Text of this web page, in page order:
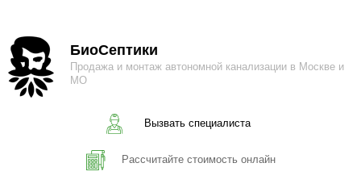
БиоСептики
Продажа и монтаж автономной канализации в Москве и
МО
Вызвать специалиста
Рассчитайте стоимость онлайн